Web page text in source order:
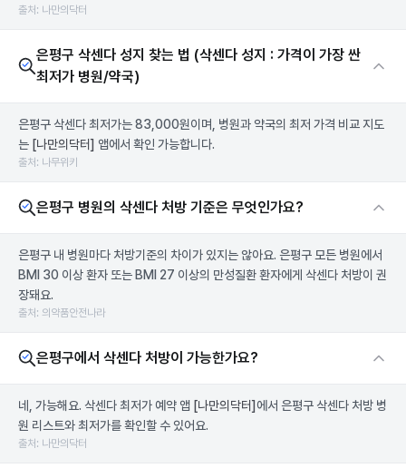
출처: 나만의닥터
은평구 삭센다 성지 찾는 법 (삭센다 성지 : 가격이 가장 싼
최저가 병원/약국)
은평구 삭센다 최저가는 83,000원이며, 병원과 약국의 최저 가격 비교 지도
는 [나만의닥터] 앱에서 확인 가능합니다.
출처: 나무위키
은평구 병원의 삭센다 처방 기준은 무엇인가요?
은평구 내 병원마다 처방기준의 차이가 있지는 않아요. 은평구 모든 병원에서
BMI 30 이상 환자 또는 BMI 27 이상의 만성질환 환자에게 삭센다 처방이 권
장돼요.
출처: 의약품안전나라
은평구에서 삭센다 처방이 가능한가요?
네, 가능해요. 삭센다 최저가 예약 앱 [나만의닥터] 에서 은평구 삭센다 처방 병
원 리스트와 최저가를 확인할 수 있어요.
출처: 나만의닥터